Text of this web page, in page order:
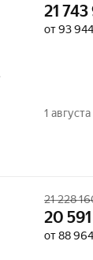
21 743
от 93
1
21 228
20
от 88